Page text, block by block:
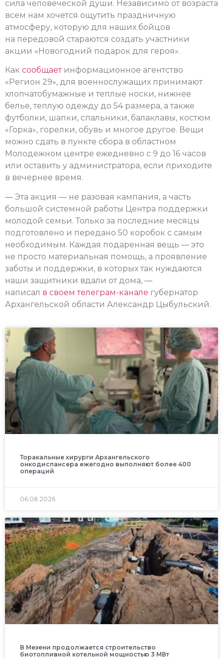
сила человеческой души. Независимо от возраста
всем нам хочется ощутить праздничную
атмосферу, которую для наших бойцов
на передовой стараются создать участники
акции «Новогодний подарок для героя».
Как сообщаетинформационное агентство
«Регион 29», для военнослужащих принимают
хлопчатобумажные и теплые носки, нижнее
белье, теплую одежду до 54 размера, а также
футболки, шапки, спальники, балаклавы, костюм
«Горка», горелки, обувь и многое другое. Вещи
можно сдать в пункте сбора в областном
Молодежном центре ежедневно с 9 до 16 часов
или оставить у администратора, если приходите
в вечернее время.
— Эта акция — не разовая кампания, а часть
большой системной работы Центра поддержки
молодой семьи. Только за последние месяцы
подготовлено и передано 50 коробок с самым
необходимым. Каждая подаренная вещь — это
не просто материальная помощь, а проявление
заботы и поддержки, в которых так нуждаются
наши защитники вдали от дома, —
написал в своем телеграм-канале губернатор
Архангельской области Александр Цыбульский.
Торакальные хирурги Архангельского
онкодиспансера ежегодно выполняют более 400
операций
06.08.2026
В Мезени продолжается строительство
биотопливной котельной мощностью 3 МВт